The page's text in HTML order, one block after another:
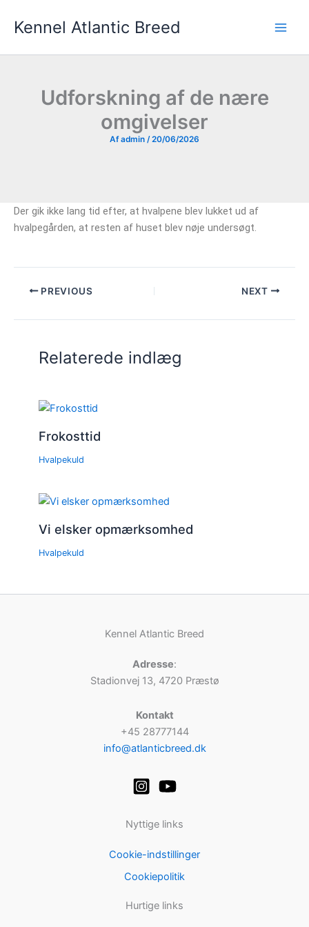
Kennel Atlantic Breed
Udforskning af de nære
omgivelser
Afadmin /20/06/2026
Der gik ikke lang tid efter, at hvalpene blev lukket ud af
hvalpegården, at resten af huset blev nøje undersøgt.
PREVIOUS NEXT
Relaterede indlæg
Frokosttid
Hvalpekuld
Vi elsker opmærksomhed
Hvalpekuld
Kennel Atlantic Breed
Adresse:
Stadionvej 13, 4720 Præstø
Kontakt
+45 28777144
info@atlanticbreed.dk
Nyttige links
Cookie-indstillinger
Cookiepolitik
Hurtige links